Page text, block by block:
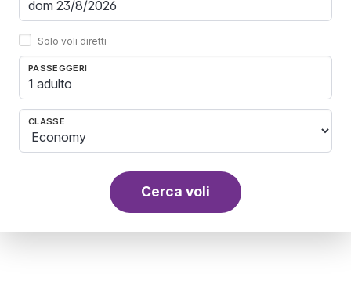
Solo voli diretti
PASSEGGERI
1 adulto
CLASSE
Cerca voli